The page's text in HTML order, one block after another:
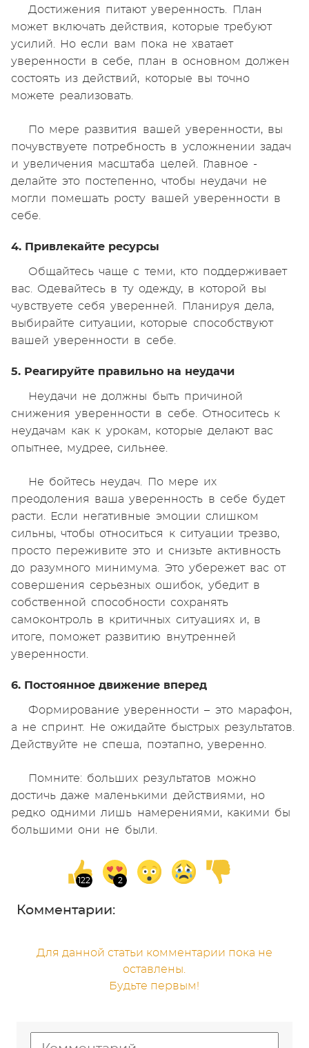
Достижения питают уверенность. План
может включать действия, которые требуют
усилий. Но если вам пока не хватает
уверенности в себе, план в основном должен
состоять из действий, которые вы точно
можете реализовать.
По мере развития вашей уверенности, вы
почувствуете потребность в усложнении задач
и увеличения масштаба целей. Главное -
делайте это постепенно, чтобы неудачи не
могли помешать росту вашей уверенности в
себе.
4. Привлекайте ресурсы
Общайтесь чаще с теми, кто поддерживает
вас. Одевайтесь в ту одежду, в которой вы
чувствуете себя уверенней. Планируя дела,
выбирайте ситуации, которые способствуют
вашей уверенности в себе.
5. Реагируйте правильно на неудачи
Неудачи не должны быть причиной
снижения уверенности в себе. Относитесь к
неудачам как к урокам, которые делают вас
опытнее, мудрее, сильнее.
Не бойтесь неудач. По мере их
преодоления ваша уверенность в себе будет
расти. Если негативные эмоции слишком
сильны, чтобы относиться к ситуации трезво,
просто переживите это и снизьте активность
до разумного минимума. Это убережет вас от
совершения серьезных ошибок, убедит в
собственной способности сохранять
самоконтроль в критичных ситуациях и, в
итоге, поможет развитию внутренней
уверенности.
6. Постоянное движение вперед
Формирование уверенности – это марафон,
а не спринт. Не ожидайте быстрых результатов.
Действуйте не спеша, поэтапно, уверенно.
Помните: больших результатов можно
достичь даже маленькими действиями, но
редко одними лишь намерениями, какими бы
большими они не были.
Комментарии:
Для данной статьи комментарии пока не
оставлены.
Будьте первым!